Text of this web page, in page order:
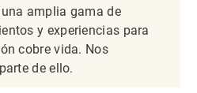
amplia gama de
y experiencias para
cobre vida. Nos
de ello.